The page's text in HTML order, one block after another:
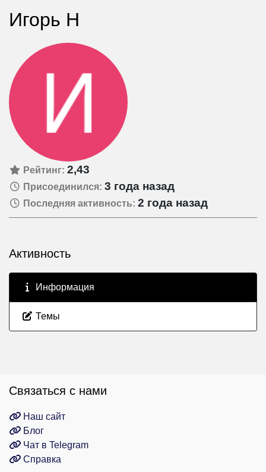
Игорь Н
Рейтинг: 2,43
Присоединился: 3 года назад
Последняя активность: 2 года назад
Активность
Информация
Темы
Связаться с нами
Наш сайт
Блог
Чат в Telegram
Справка